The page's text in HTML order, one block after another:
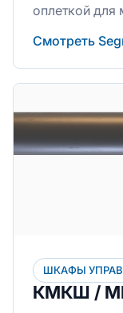
оплеткой для
Смотреть
ШКАФЫ
КМКШ /